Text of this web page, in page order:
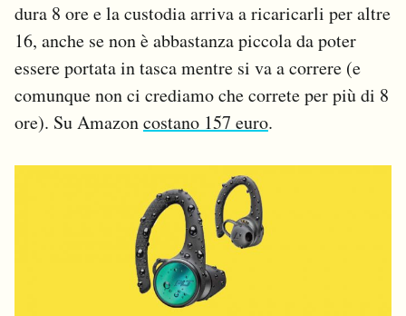
dura 8 ore e la custodia arriva a ricaricarli per altre
16, anche se non è abbastanza piccola da poter
essere portata in tasca mentre si va a correre (e
comunque non ci crediamo che correte per più di 8
ore). Su Amazoncostano 157 euro.